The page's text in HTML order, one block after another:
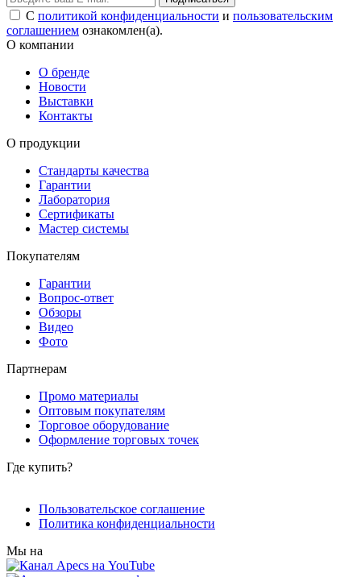
С политикой конфиденциальности и пользовательским
соглашением ознакомлен(а).
О компании
О бренде
Новости
Выставки
Контакты
О продукции
Стандарты качества
Гарантии
Лаборатория
Сертификаты
Мастер системы
Покупателям
Гарантии
Вопрос-ответ
Обзоры
Видео
Фото
Партнерам
Промо материалы
Оптовым покупателям
Торговое оборудование
Оформление торговых точек
Где купить?
Пользовательское соглашение
Политика конфиденциальности
Мы на